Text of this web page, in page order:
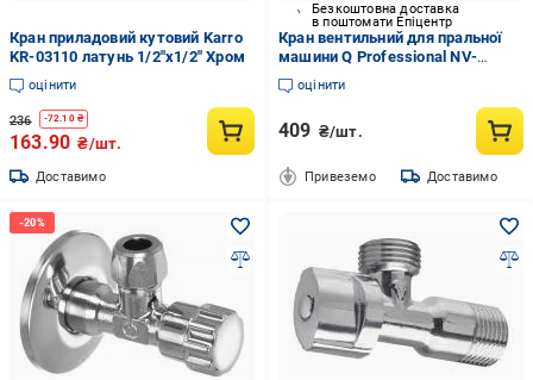
Кран приладовий кутовий Karro
KR-03110 латунь 1/2"х1/2" Хром
оцінити
236 -72.10₴
163.90 ₴/шт.
Доставимо
Безкоштовна доставка
в поштомати Епіцентр
Кран вентильний для пральної
машини Q Professional NV-
QP170 з подовжувачем
3/4х3/4х3/4" (GSR-000008977)
оцінити
409 ₴/шт.
Привеземо Доставимо